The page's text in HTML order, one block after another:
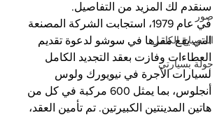
صور
المصباح الكامل
جولة بسيارتي
سنقدم لك المزيد من التفاصيل.
في عام 1979، استجابت الشركة المصنعة
التي يقع مقرها في سوشو لدعوة تقديم
العطاءات وفازت بعقد التجديد الكامل
لسيارات الأجرة في نيويورك ولوس
أنجلوس، بما يمثل 600 مركبة في كل من
هاتين المدينتين الكبيرتين. تم تأمين العقد،